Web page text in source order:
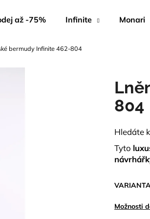
až -75% Infinite Monari
bermudy Infinite 462-804
804
Hledáte
Tyto
VARIANTA
Možnosti
Co potřebujete najít?
HLEDAT